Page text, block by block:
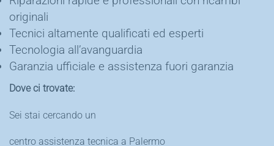
originali
Tecnici altamente qualificati ed esperti
Tecnologia all’avanguardia
Garanzia ufficiale e assistenza fuori garanzia
Dove ci trovate:
Sei stai cercando un
centro assistenza tecnica a Palermo